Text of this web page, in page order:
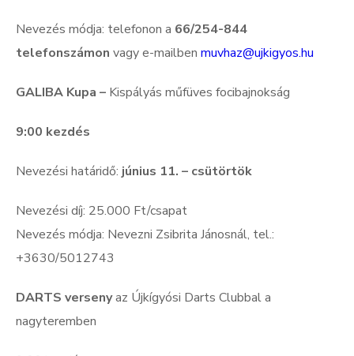
Nevezés módja: telefonon a 66/254-844
telefonszámon vagy e-mailben muvhaz@ujkigyos.hu
GALIBA Kupa – Kispályás műfüves focibajnokság
9:00 kezdés
Nevezési határidő: június 11. – csütörtök
Nevezési díj: 25.000 Ft/csapat
Nevezés módja: Nevezni Zsibrita Jánosnál, tel.:
+3630/5012743
DARTS versenyaz Újkígyósi Darts Clubbal a
nagyteremben